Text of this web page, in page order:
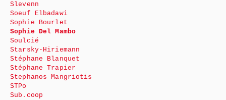
Slevenn
Soeuf Elbadawi
Sophie Bourlet
Sophie Del Mambo
Soulcié
Starsky-Hiriemann
Stéphane Blanquet
Stéphane Trapier
Stephanos Mangriotis
STPo
Sub.coop